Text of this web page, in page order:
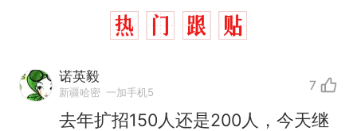
诺英毅
新疆哈密 一加手机5 7
去年扩招150人还是200人，今天继